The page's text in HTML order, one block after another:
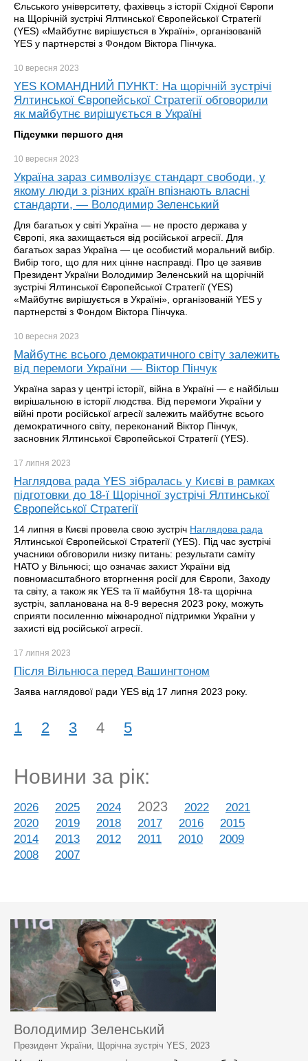
Єльського університету, фахівець з історії Східної Європи
на Щорічній зустрічі Ялтинської Європейської Стратегії
(YES) «Майбутнє вирішується в Україні», організованій
YES у партнерстві з Фондом Віктора Пінчука.
10 вересня 2023
YES КОМАНДНИЙ ПУНКТ: На щорічній зустрічі
Ялтинської Європейської Стратегії обговорили
як майбутнє вирішується в Україні
Підсумки першого дня
10 вересня 2023
Україна зараз символізує стандарт свободи, у
якому люди з різних країн впізнають власні
стандарти, — Володимир Зеленський
Для багатьох у світі Україна — не просто держава у
Європі, яка захищається від російської агресії. Для
багатьох зараз Україна — це особистий моральний вибір.
Вибір того, що для них цінне насправді. Про це заявив
Президент України Володимир Зеленський на щорічній
зустрічі Ялтинської Європейської Стратегії (YES)
«Майбутнє вирішується в Україні», організованій YES у
партнерстві з Фондом Віктора Пінчука.
10 вересня 2023
Майбутнє всього демократичного світу залежить
від перемоги України — Віктор Пінчук
Україна зараз у центрі історії, війна в Україні — є найбільш
вирішальною в історії людства. Від перемоги України у
війні проти російської агресії залежить майбутнє всього
демократичного світу, переконаний Віктор Пінчук,
засновник Ялтинської Європейської Стратегії (YES).
17 липня 2023
Наглядова рада YES зібралась у Києві в рамках
підготовки до 18-ї Щорічної зустрічі Ялтинської
Європейської Стратегії
14 липня в Києві провела свою зустріч Наглядова рада
Ялтинської Європейської Стратегії (YES). Під час зустрічі
учасники обговорили низку питань: результати саміту
НАТО у Вільнюсі; що означає захист України від
повномасштабного вторгнення росії для Європи, Заходу
та світу, а також як YES та її майбутня 18-та щорічна
зустріч, запланована на 8-9 вересня 2023 року, можуть
сприяти посиленню міжнародної підтримки України у
захисті від російської агресії.
17 липня 2023
Після Вільнюса перед Вашингтоном
Заява наглядової ради YES від 17 липня 2023 року.
1 2 3 4 5
Новини за рік:
2026 2025 2024 2023 2022
2021
2020
2019 2018 2017 2016
2015
2014
2013 2012 2011 2010
2009
2008
2007
Володимир Зеленський
Президент України, Щорічна зустріч YES, 2023